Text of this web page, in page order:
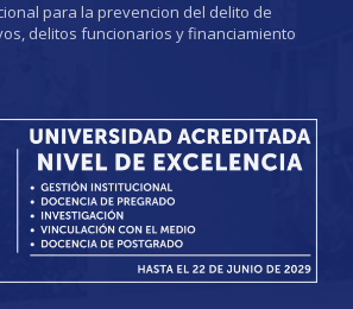
para la prevencion del delito de
delitos funcionarios y financiamiento